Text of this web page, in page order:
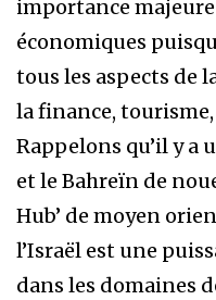
importance
économiques
tous les aspects de
la finance,
Rappelons qu’il y a
et le Bahreïn de
Hub’ de moyen
l’Israël est une
dans les domaines